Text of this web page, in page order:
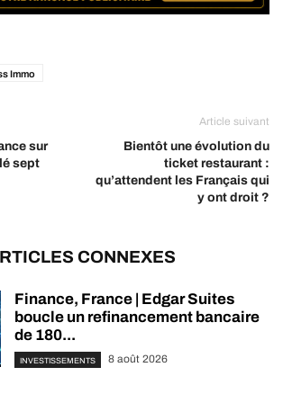
Immo
sur
sept
Article suivant
Bientôt une évolution du
ticket restaurant :
qu’attendent les Français qui
y ont droit ?
CONNEXES
Finance, France | Edgar Suites
boucle un refinancement bancaire
de 180...
INVESTISSEMENTS 8 août 2026